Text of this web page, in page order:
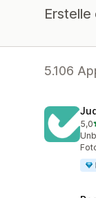
5.106
5,0